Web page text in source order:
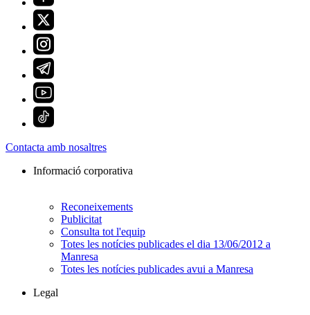
Contacta amb nosaltres
Informació corporativa
Reconeixements
Publicitat
Consulta tot l'equip
Totes les notícies publicades el dia 13/06/2012 a
Manresa
Totes les notícies publicades avui a Manresa
Legal